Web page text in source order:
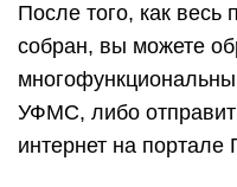
После того, как весь
собран, вы можете
УФМС, либо
интернет на портале